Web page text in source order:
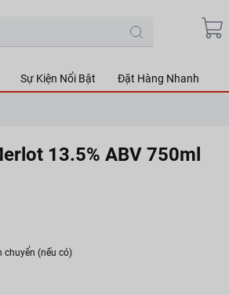
Sự Kiện Nổi Bật Đặt Hàng Nhanh
13.5% ABV 750ml
chuyển (nếu có)